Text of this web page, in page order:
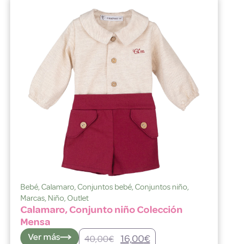
Bebé,Calamaro,Conjuntos bebé,Conjuntos niño,
Marcas, Niño,Outlet
Calamaro, Conjunto niño Colección
Mensa
Ver más 40,00€ 16,00€